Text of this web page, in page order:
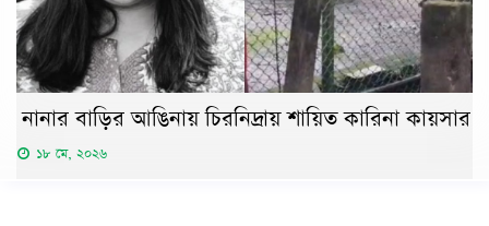
নানার বাড়ির আঙিনায় চিরনিদ্রায় শায়িত কারিনা কায়সার
১৮ মে, ২০২৬